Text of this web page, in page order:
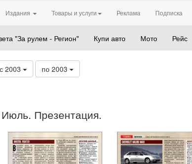
Издания Товары и услуги Реклама Подписка
"За рулем - Регион" Купи авто Мото Рейс
с 2003 по 2003
Презентация.